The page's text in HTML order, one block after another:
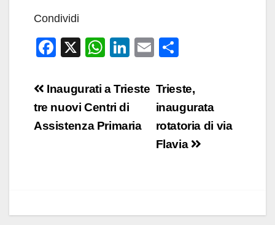
Condividi
F
c
e
b
X
W
at
s
A
Li
k
dI
E
ail n
di
vi
di
Navigazione
articoli
Trieste,
inaugurata
rotatoria di via
Flavia
Inaugurati a Trieste
tre nuovi Centri di
Assistenza Primaria